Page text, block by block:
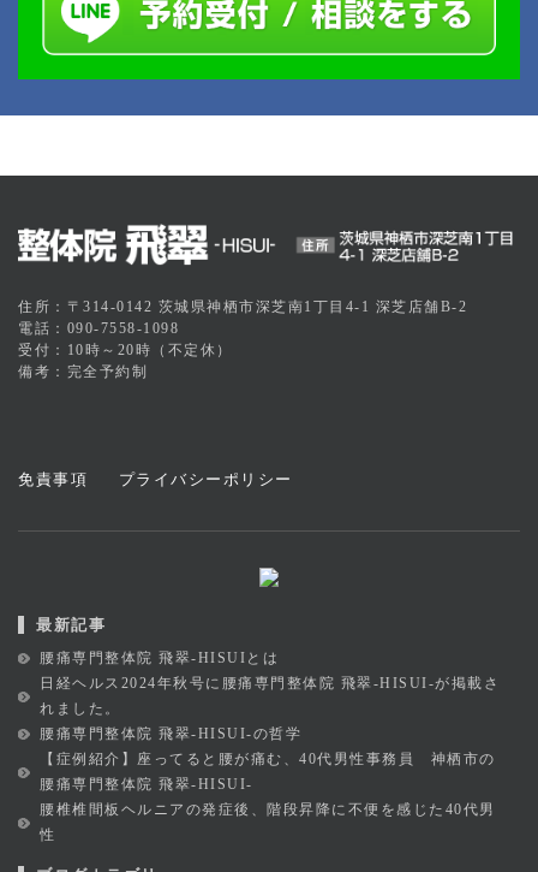
住所：〒314-0142 茨城県神栖市深芝南1丁目4-1 深芝店舗B-2
電話：090-7558-1098
受付：10時～20時（不定休）
備考：完全予約制
免責事項 プライバシーポリシー
最新記事
腰痛専門整体院 飛翠-HISUIとは
日経ヘルス2024年秋号に腰痛専門整体院 飛翠-HISUI-が掲載さ
れました。
腰痛専門整体院 飛翠-HISUI-の哲学
【症例紹介】座ってると腰が痛む、40代男性事務員 神栖市の
腰痛専門整体院 飛翠-HISUI-
腰椎椎間板ヘルニアの発症後、階段昇降に不便を感じた40代男
性